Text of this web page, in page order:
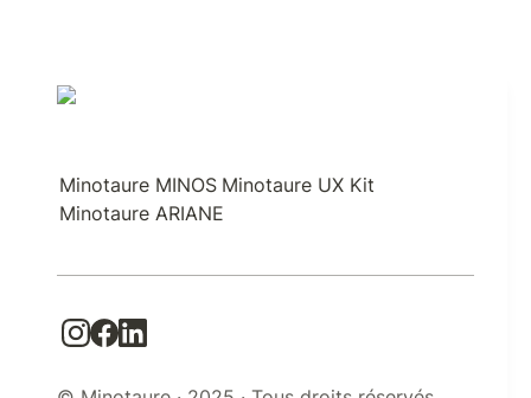
Minotaure MINOS Minotaure UX Kit
Minotaure ARIANE